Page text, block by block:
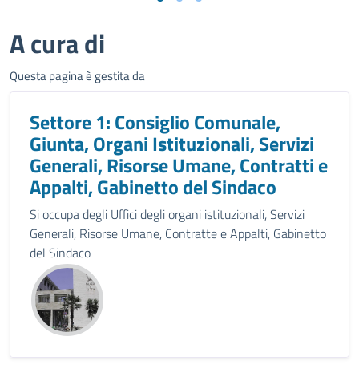
A cura di
Questa pagina è gestita da
Settore 1: Consiglio Comunale,
Giunta, Organi Istituzionali, Servizi
Generali, Risorse Umane, Contratti e
Appalti, Gabinetto del Sindaco
Si occupa degli Uffici degli organi istituzionali, Servizi
Generali, Risorse Umane, Contratte e Appalti, Gabinetto
del Sindaco